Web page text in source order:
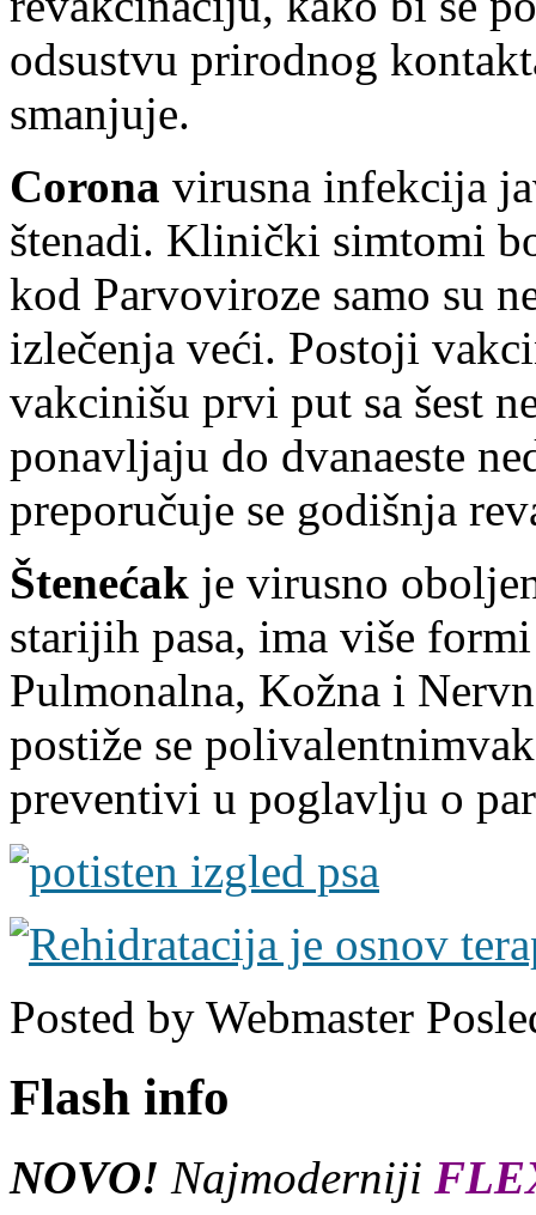
odsustvu prirodnog
smanjuje.
Corona virusna infekcija
štenadi. Klinički simtomi
kod Parvoviroze samo su
izlečenja veći. Postoji
vakcinišu prvi put sa šest
ponavljaju do dvanaeste
preporučuje se godišnja
Štenećak je virusno
starijih pasa, ima više
Pulmonalna, Kožna i
postiže se
preventivi u poglavlju o
Posted by Webmaster
Flash info
NOVO! Najmoderniji